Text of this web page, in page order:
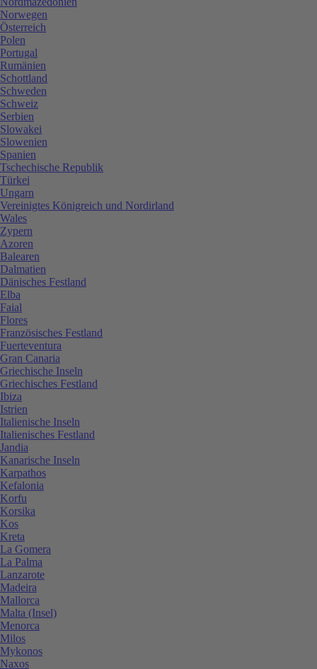
Norwegen
Österreich
Polen
Portugal
Rumänien
Schottland
Schweden
Schweiz
Serbien
Slowakei
Slowenien
Spanien
Tschechische Republik
Türkei
Ungarn
Vereinigtes Königreich und Nordirland
Wales
Zypern
Azoren
Balearen
Dalmatien
Dänisches Festland
Elba
Faial
Flores
Französisches Festland
Fuerteventura
Gran Canaria
Griechische Inseln
Griechisches Festland
Ibiza
Istrien
Italienische Inseln
Italienisches Festland
Jandia
Kanarische Inseln
Karpathos
Kefalonia
Korfu
Korsika
Kos
Kreta
La Gomera
La Palma
Lanzarote
Madeira
Mallorca
Malta (Insel)
Menorca
Milos
Mykonos
Naxos